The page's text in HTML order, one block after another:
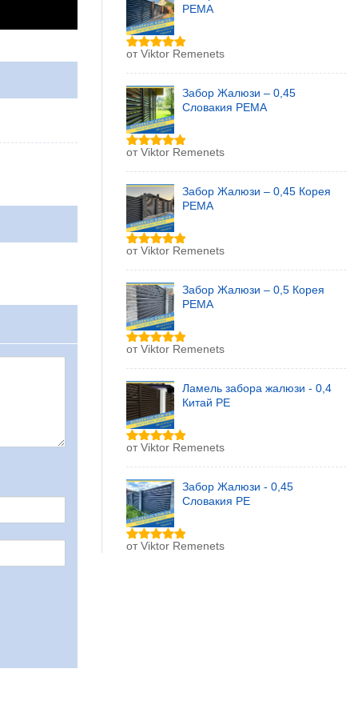
РЕМА
Оценка 5
от Viktor Remenets
Забор Жалюзи – 0,45
Словакия РЕМА
Оценка 5
от Viktor Remenets
Забор Жалюзи – 0,45 Корея
РЕМА
Оценка 5
от Viktor Remenets
Забор Жалюзи – 0,5 Корея
РЕМА
Оценка 5
от Viktor Remenets
Ламель забора жалюзи - 0,4
Китай РЕ
Оценка 5
от Viktor Remenets
Забор Жалюзи - 0,45
Словакия РЕ
Оценка 5
от Viktor Remenets